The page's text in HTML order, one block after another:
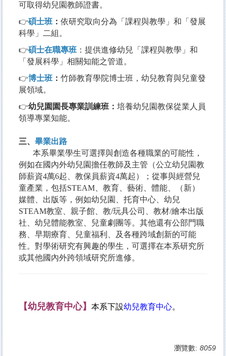
可取得幼兒園教師證書。
👉碩士班 ： 依研究取向分為「課程與教學」和「發展
科學」二組。
👉碩士在職專班 ：提供進修幼兒「課程與教學」和
「發展科學」相關知能之管道。
👉博士班 ： 竹師教育學院博士班，幼兒教育與兒童發
展領域。
👉幼兒園 園長專業訓練班： 培養幼兒園教保從業人員
領導專業知能。
三、 畢業出路
本系畢業學生可選擇與創造各種職業的可能性，
例如在國內外幼兒園擔任教師及主管（公立幼兒園教
師薪資4萬6起、教保員薪資4萬起）；從事與經營兒
童產業，包括STEAM、教育、藝術、體能、（新）
媒體、出版等，例如幼兒園、托育中心、幼兒
STEAM教室、親子館、教/玩具公司、教材/繪本出版
社、幼兒體能教室、兒童劇團等。其他還有公部門職
務、早期療育、兒童福利、及各種跨域創新的可能
性。對學術研究有興趣的學生，可選擇在本系研究所
或其他國內外跨領域研究所進修。
【幼兒教育中心】 本系下設幼兒教育中心。
瀏覽數: 8059